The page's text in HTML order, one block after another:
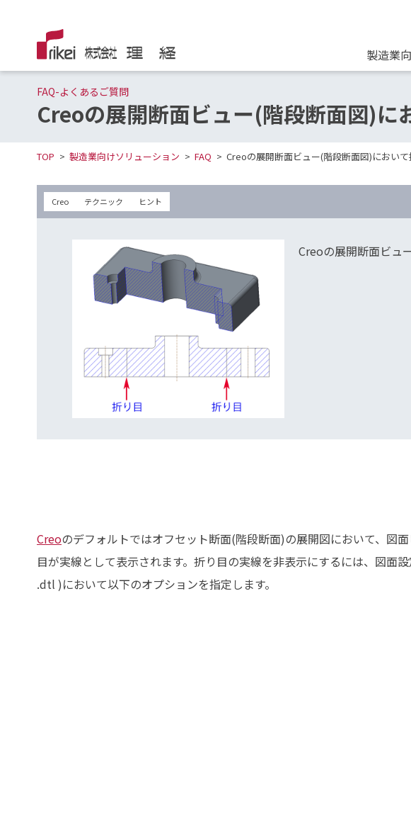
製造業
FAQ-よくあるご質問
Creoの展開断面ビュー(階段断面図)
TOP 製造業向けソリューション FAQ Creoの展開断面ビュー(階段断面図)におい
Creo テクニック ヒント
Creoの展開断面ビュ
Creoのデフォルトではオフセット断面(階段断面)の展開図において、図
目が実線として表示されます。折り目の実線を非表示にするには、図面
.dtl )において以下のオプションを指定します。